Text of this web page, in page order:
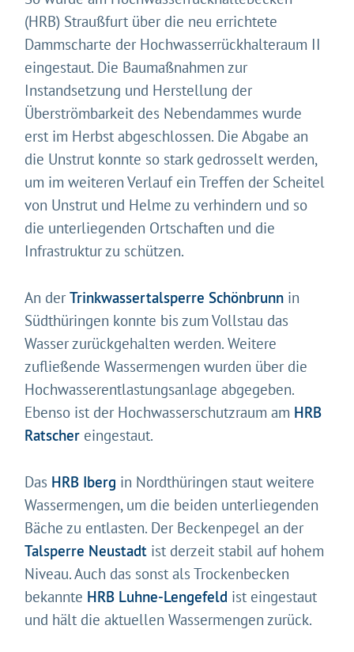
(HRB) Straußfurt über die neu errichtete
Dammscharte der Hochwasserrückhalteraum II
eingestaut. Die Baumaßnahmen zur
Instandsetzung und Herstellung der
Überströmbarkeit des Nebendammes wurde
erst im Herbst abgeschlossen. Die Abgabe an
die Unstrut konnte so stark gedrosselt werden,
um im weiteren Verlauf ein Treffen der Scheitel
von Unstrut und Helme zu verhindern und so
die unterliegenden Ortschaften und die
Infrastruktur zu schützen.
An derTrinkwassertalsperre Schönbrunn in
Südthüringen konnte bis zum Vollstau das
Wasser zurückgehalten werden. Weitere
zufließende Wassermengen wurden über die
Hochwasserentlastungsanlage abgegeben.
Ebenso ist der Hochwasserschutzraum am HRB
Ratscher eingestaut.
Das HRB Iberg in Nordthüringen staut weitere
Wassermengen, um die beiden unterliegenden
Bäche zu entlasten. Der Beckenpegel an der
Talsperre Neustadt ist derzeit stabil auf hohem
Niveau. Auch das sonst als Trockenbecken
bekannte HRB Luhne-Lengefeld ist eingestaut
und hält die aktuellen Wassermengen zurück.
Gleich geht's los!
Mit Ihrer Zustimmung möchten wir moderne Web-
Technologien auf unserer Website nutzen. Einige sind
essenziell, Youtube und Matomo helfen uns diese
Impressum&Datenschutz